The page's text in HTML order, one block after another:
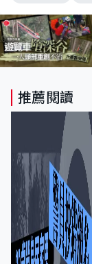
推薦閱讀